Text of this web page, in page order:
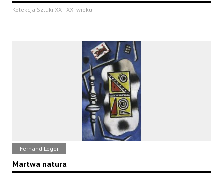
Kolekcja Sztuki XX i XXI wieku
Fernand Léger
Martwa natura